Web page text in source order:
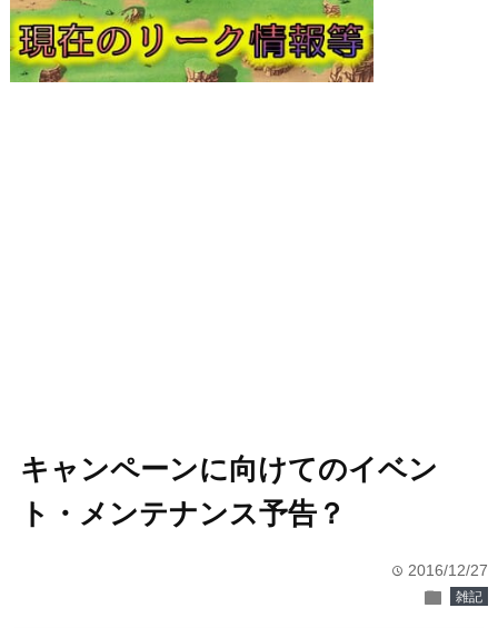
キャンペーンに向けてのイベン
ト・メンテナンス予告？
time 2016/12/27
folder 雑記